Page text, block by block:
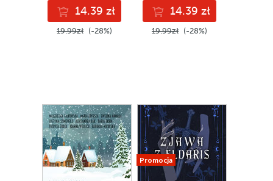
14.39 zł
19.99zł (-28%)
14.39 zł
19.99zł (-28%)
Promocja